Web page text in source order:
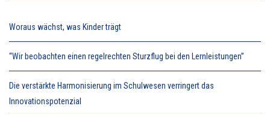
Woraus wächst, was Kinder trägt
“Wir beobachten einen regelrechten Sturzflug bei den Lernleistungen”
Die verstärkte Harmonisierung im Schulwesen verringert das
Innovationspotenzial